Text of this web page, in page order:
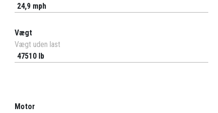
24,9 mph
Vægt
Vægt uden last
47510 lb
Motor